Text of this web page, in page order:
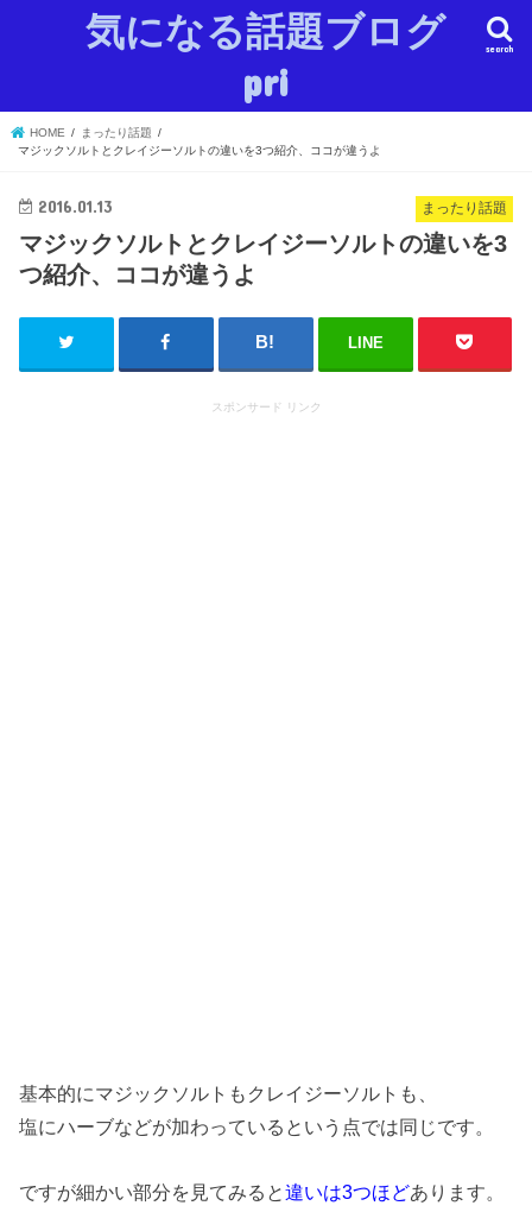
気になる話題ブログ
pri
search
HOME
まったり話題
マジックソルトとクレイジーソルトの違いを3つ紹介、ココが違うよ
まったり話題
2016.01.13
マジックソルトとクレイジーソルトの違いを3
つ紹介、ココが違うよ
LINE
スポンサード リンク
基本的にマジックソルトもクレイジーソルトも、
塩にハーブなどが加わっているという点では同じです。
ですが細かい部分を見てみると違いは3つほどあります。